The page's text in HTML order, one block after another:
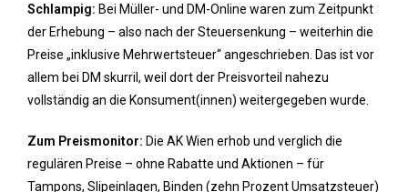
Schlampig: Bei Müller- und DM-Online waren zum Zeitpunkt
der Erhebung – also nach der Steuersenkung – weiterhin die
Preise „inklusive Mehrwertsteuer“ angeschrieben. Das ist vor
allem bei DM skurril, weil dort der Preisvorteil nahezu
vollständig an die Konsument(innen) weitergegeben wurde.
Zum Preismonitor: Die AK Wien erhob und verglich die
regulären Preise – ohne Rabatte und Aktionen – für
Tampons, Slipeinlagen, Binden (zehn Prozent Umsatzsteuer)